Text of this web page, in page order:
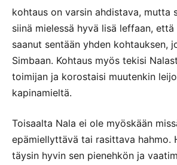
kohtaus on varsin ahdistava, mutta
siinä mielessä hyvä lisä leffaan,
saanut sentään yhden kohtauksen,
Simbaan. Kohtaus myös tekisi
toimijan ja korostaisi muutenkin
kapinamieltä.
Toisaalta Nala ei ole myöskään
epämiellyttävä tai rasittava hahmo.
täysin hyvin sen pienehkön ja